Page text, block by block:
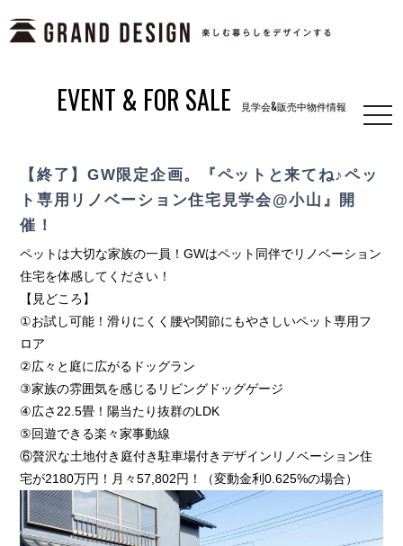
EVENT & FOR SALE 見学会&販売中物件情報
【終了】GW限定企画。『ペットと来てね♪ペッ
ト専用リノベーション住宅見学会@小山』開
催！
ペットは大切な家族の一員！GWはペット同伴でリノベーション
住宅を体感してください！
【見どころ】
①お試し可能！滑りにくく腰や関節にもやさしいペット専用フ
ロア
②広々と庭に広がるドッグラン
③家族の雰囲気を感じるリビングドッグゲージ
④広さ22.5畳！陽当たり抜群のLDK
⑤回遊できる楽々家事動線
⑥贅沢な土地付き庭付き駐車場付きデザインリノベーション住
宅が2180万円！月々57,802円！（変動金利0.625%の場合）